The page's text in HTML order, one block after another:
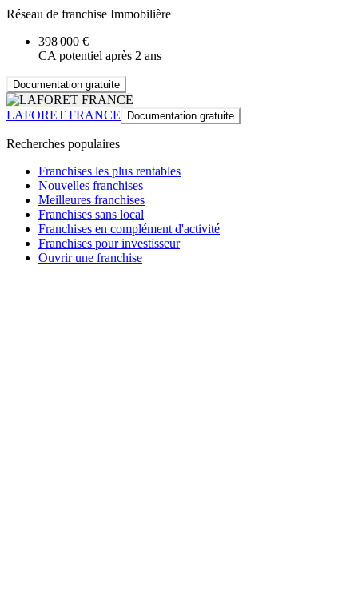
Réseau de franchise Immobilière
398 000 €
CA potentiel après 2 ans
Documentation gratuite
LAFORET FRANCE Documentation gratuite
Recherches populaires
Franchises les plus rentables
Nouvelles franchises
Meilleures franchises
Franchises sans local
Franchises en complément d'activité
Franchises pour investisseur
Ouvrir une franchise